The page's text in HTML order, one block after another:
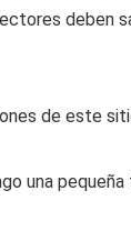
deben
de este
una